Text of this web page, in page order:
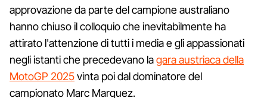
approvazione da parte del campione australiano
hanno chiuso il colloquio che inevitabilmente ha
attirato l'attenzione di tutti i media e gli appassionati
negli istanti che precedevano lagara austriaca della
MotoGP 2025vinta poi dal dominatore del
campionato Marc Marquez.